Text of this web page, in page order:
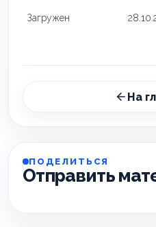
Загружен
На
ПОДЕЛИТЬСЯ
Отправить